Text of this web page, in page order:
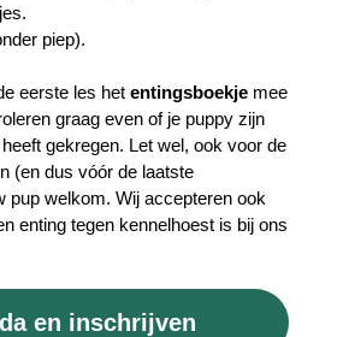
piep).
eerste les het entingsboekje mee
graag even of je puppy zijn
gekregen. Let wel, ook voor de
(en dus vóór de laatste
pup welkom. Wij accepteren ook
enting tegen kennelhoest is bij ons
en inschrijven